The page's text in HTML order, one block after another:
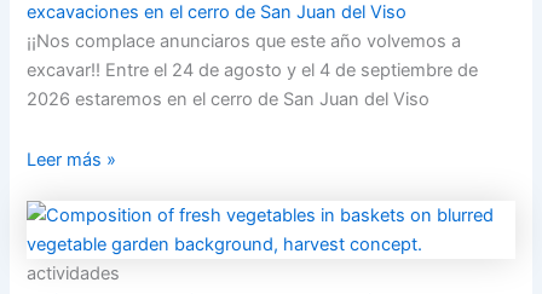
excavaciones en el cerro de San Juan del Viso
¡¡Nos complace anunciaros que este año volvemos a
excavar!! Entre el 24 de agosto y el 4 de septiembre de
2026 estaremos en el cerro de San Juan del Viso
Leer más »
actividades